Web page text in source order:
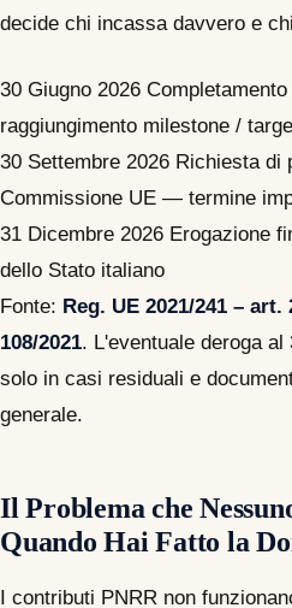
decide chi incassa davvero e
30 Giugno 2026
raggiungimento milestone /
30 Settembre 2026 Richiesta di
Commissione UE — termine
31 Dicembre 2026 Erogazione
dello Stato italiano
Fonte: Reg. UE 2021/241 – art.
108/2021. L'eventuale deroga
solo in casi residuali e
generale.
Il Problema che
Quando Hai Fatto la
I contributi PNRR non